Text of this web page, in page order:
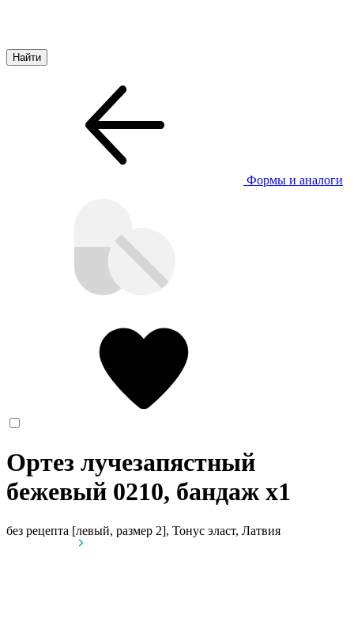
Формы и аналоги
Ортез лучезапястный
бежевый 0210, бандажx1
без рецепта [левый, размер 2], Тонус эласт, Латвия